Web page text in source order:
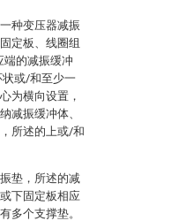
种变压器减振
定板、线圈组
的减振缓冲
或/和至少一
为横向设置，
减振缓冲体、
所述的上或/和
垫，所述的减
下固定板相应
多个支撑垫。